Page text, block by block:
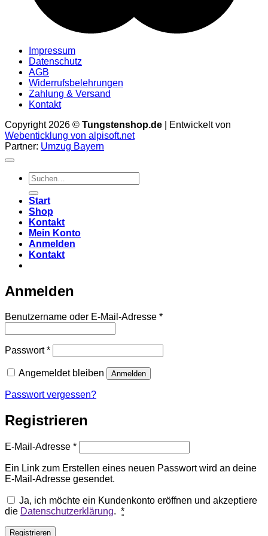
Impressum
Datenschutz
AGB
Widerrufsbelehrungen
Zahlung & Versand
Kontakt
Copyright 2026 © Tungstenshop.de | Entwickelt von
Webenticklung von alpisoft.net
Partner: Umzug Bayern
Suche
nach:
Start
Shop
Kontakt
Mein Konto
Anmelden
Kontakt
Anmelden
Benutzername oder E-Mail-Adresse *Erforderlich
Passwort*Erforderlich
Angemeldet bleiben Anmelden
Passwort vergessen?
Registrieren
E-Mail-Adresse *Erforderlich
Ein Link zum Erstellen eines neuen Passwort wird an deine
E-Mail-Adresse gesendet.
Ja, ich möchte ein Kundenkonto eröffnen und akzeptiere
die Datenschutzerklärung. *
Registrieren